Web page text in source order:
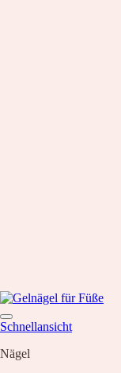
Schnellansicht
Nägel